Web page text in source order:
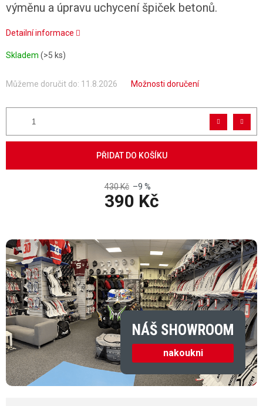
výměnu a úpravu uchycení špiček betonů.
Detailní informace
Skladem (>5 ks)
Můžeme doručit do: 11.8.2026 Možnosti doručení
PŘIDAT DO KOŠÍKU
430 Kč –9 %
390 Kč
NÁŠ SHOWROOM
nakoukni